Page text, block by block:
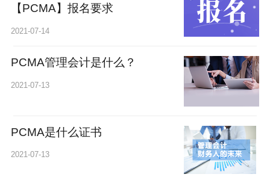
【PCMA】报名要求
2021-07-14
PCMA管理会计是什么？
2021-07-13
PCMA是什么证书
2021-07-13